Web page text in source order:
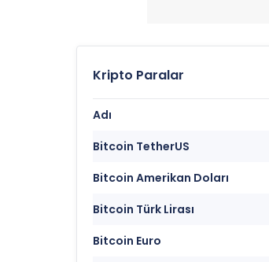
Kripto Paralar
Adı
Bitcoin TetherUS
Bitcoin Amerikan Doları
Bitcoin Türk Lirası
Bitcoin Euro